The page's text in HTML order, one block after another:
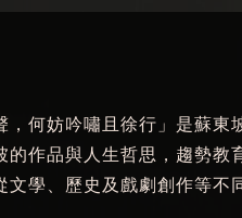
，何妨吟嘯且徐行」是蘇
的作品與人生哲思，趨勢
文學、歷史及戲劇創作等